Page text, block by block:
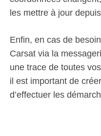
les mettre à jour
Enfin, en cas de
Carsat via la
une trace de toutes
il est important de
d’effectuer les